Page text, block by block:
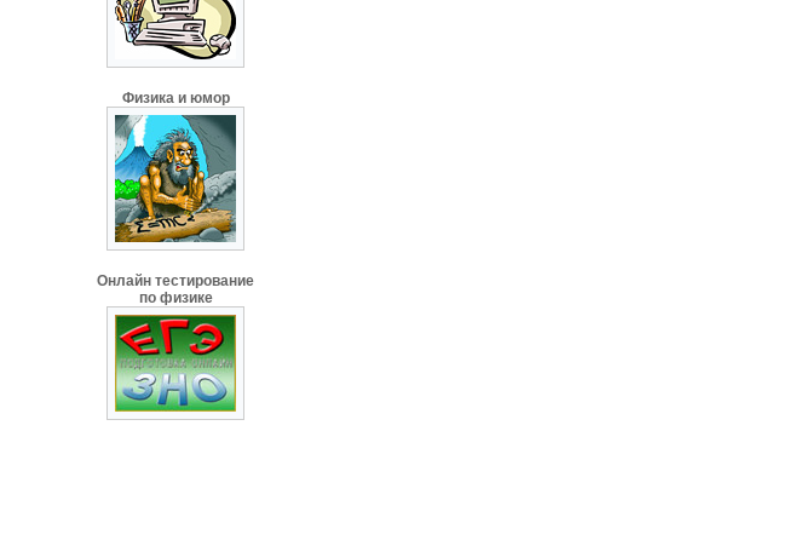
Физика и юмор
Онлайн тестирование
по физике